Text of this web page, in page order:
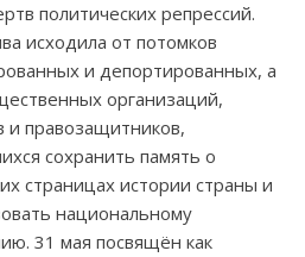
политических репрессий.
исходила от потомков
и депортированных, а
организаций,
и правозащитников,
сохранить память о
страницах истории страны и
национальному
31 мая посвящён как